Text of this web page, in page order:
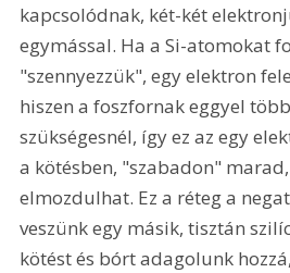
kapcsolódnak, két-két
egymással. Ha a Si-atomokat
"szennyezzük", egy elektron
hiszen a foszfornak eggyel
szükségesnél, így ez az egy
a kötésben, "szabadon"
elmozdulhat. Ez a réteg a
veszünk egy másik, tisztán
kötést és bórt adagolunk